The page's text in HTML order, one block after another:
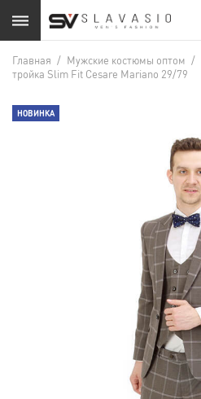
Главная / Мужские костюмы оптом /
тройка Slim Fit Cesare Mariano 29/79
НОВИНКА